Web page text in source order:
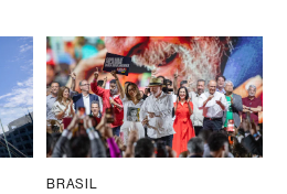
BRASIL